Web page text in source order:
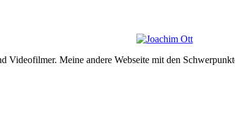
Videofilmer. Meine andere Webseite mit den